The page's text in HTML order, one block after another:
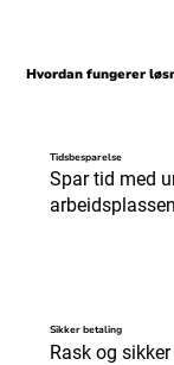
Hvordan fungerer
Tidsbesparelse
Spar tid med
Sikker betaling
Rask og